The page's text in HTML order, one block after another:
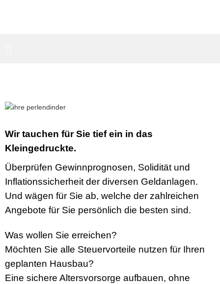
Wir tauchen für Sie tief ein in das
Kleingedruckte.
Überprüfen Gewinnprognosen, Solidität und
Inflationssicherheit der diversen Geldanlagen.
Und wägen für Sie ab, welche der zahlreichen
Angebote für Sie persönlich die besten sind.
Was wollen Sie erreichen?
Möchten Sie alle Steuervorteile nutzen für Ihren
geplanten Hausbau?
Eine sichere Altersvorsorge aufbauen, ohne